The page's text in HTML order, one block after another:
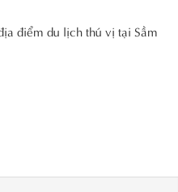
điểm du lịch thú vị tại Sầm